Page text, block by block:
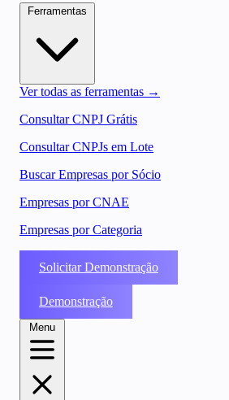
Ver todas as ferramentas →
Consultar CNPJ Grátis
Consultar CNPJs em Lote
Buscar Empresas por Sócio
Empresas por CNAE
Empresas por Categoria
Solicitar Demonstração
Demonstração
Menu